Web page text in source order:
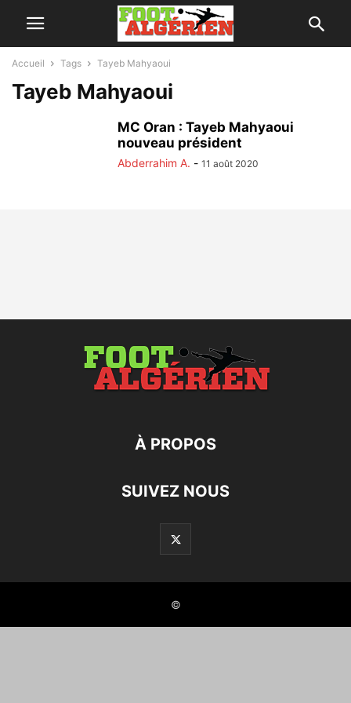
Accueil Tags Tayeb Mahyaoui
Tayeb Mahyaoui
MC Oran : Tayeb Mahyaoui
nouveau président
Abderrahim A. - 11 août 2020
À PROPOS
SUIVEZ NOUS
©